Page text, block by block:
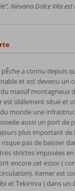
Nirvana Dolce Vita est
a connu depuis
et est devenu un
massif montagneux
est idálement situé et
monde une
aussi un port de
plus important de
pas de baisser
strictes imposées
encore cet essor (
Kemer est
et Tekirova ) dans un